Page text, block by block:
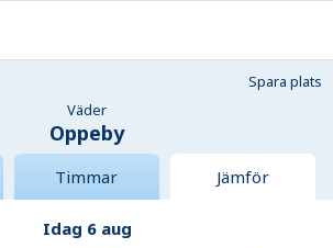
Spara plats
Väder
Oppeby
Timmar Jämför
Idag 6 aug